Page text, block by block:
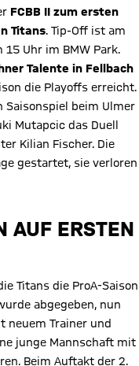
FCBB II zum ersten
Titans. Tip-Off ist am
Uhr im BMW Park.
Talente in Fellbach
die Playoffs erreicht.
Saisonspiel beim Ulmer
Mutapcic das Duell
Kilian Fischer. Die
gestartet, sie verloren
AUF ERSTEN
Titans die ProA-Saison
abgegeben, nun
neuem Trainer und
junge Mannschaft mit
Beim Auftakt der 2.